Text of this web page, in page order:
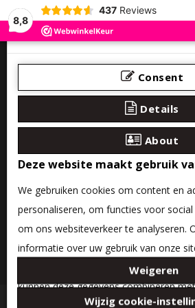
8,8
437 Reviews
0 product(en) -
Consent
Details
About
Deze website maakt gebruik
We gebruiken cookies om content en
personaliseren, om functies voor
om ons websiteverkeer te analyseren.
informatie over uw gebruik van onze
voor social media, adverteren en
kunnen deze gegevens combineren
Weigeren
Wijzig cookie-